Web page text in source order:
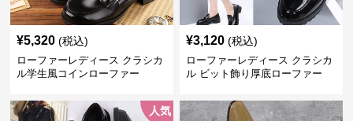
¥5,320 (税込)
ローファーレディース クラシカ
ル学生風コインローファー
¥3,120 (税込)
ローファーレディース クラシカ
ル ビット飾り厚底ローファー
人気